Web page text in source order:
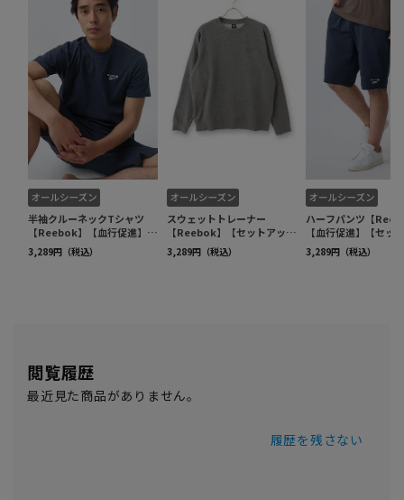
閲覧履歴
最近見た商品がありません。
履歴を残さない